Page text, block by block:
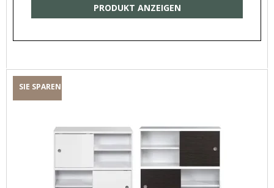
PRODUKT ANZEIGEN
SIE SPAREN